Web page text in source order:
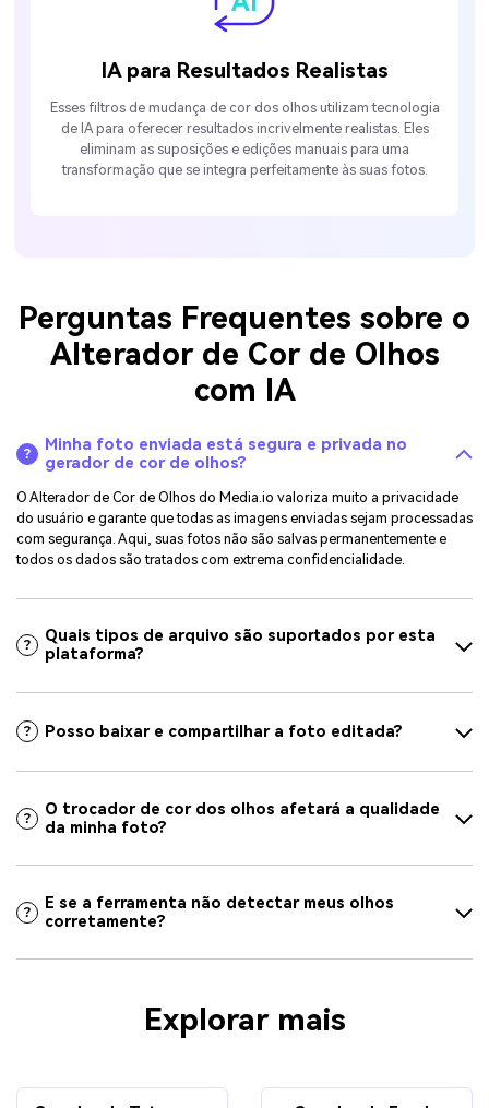
IA para Resultados Realistas
Esses filtros de mudança de cor dos olhos utilizam tecnologia
de IA para oferecer resultados incrivelmente realistas. Eles
eliminam as suposições e edições manuais para uma
transformação que se integra perfeitamente às suas fotos.
Perguntas Frequentes sobre o
Alterador de Cor de Olhos
com IA
Minha foto enviada está segura e privada no
gerador de cor de olhos?
O Alterador de Cor de Olhos do Media.io valoriza muito a privacidade
do usuário e garante que todas as imagens enviadas sejam processadas
com segurança. Aqui, suas fotos não são salvas permanentemente e
todos os dados são tratados com extrema confidencialidade.
Quais tipos de arquivo são suportados por esta
plataforma?
Posso baixar e compartilhar a foto editada?
O trocador de cor dos olhos afetará a qualidade
da minha foto?
E se a ferramenta não detectar meus olhos
corretamente?
Explorar mais